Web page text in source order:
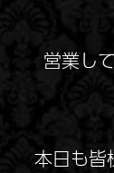
営業し
本日も皆